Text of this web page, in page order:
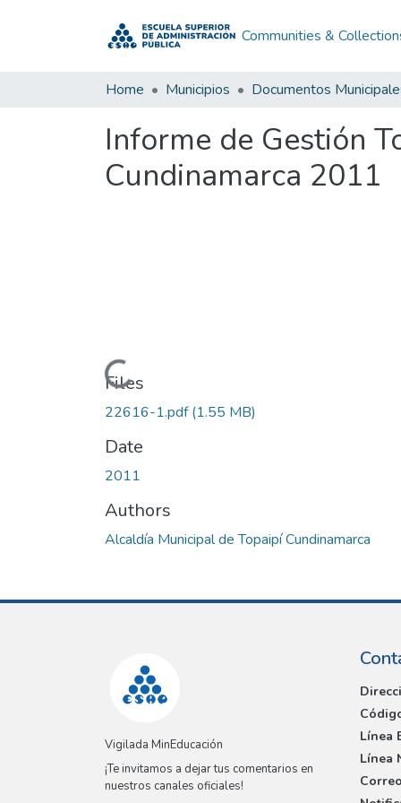
Communities &
Home Municipios Documentos
Informe de Gestión
Cundinamarca 2011
Loading...
Files
22616-1.pdf(1.55 MB)
Date
2011
Authors
Alcaldía Municipal de Topaipí Cundinamarca
Vigilada MinEducación
¡Te invitamos a dejar tus comentarios en
nuestros canales oficiales!
Línea
Línea